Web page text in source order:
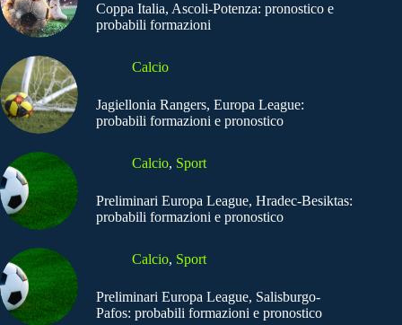
Coppa Italia, Ascoli-Potenza: pronostico e
probabili formazioni
Calcio
Jagiellonia Rangers, Europa League:
probabili formazioni e pronostico
Calcio, Sport
Preliminari Europa League, Hradec-Besiktas:
probabili formazioni e pronostico
Calcio, Sport
Preliminari Europa League, Salisburgo-
Pafos: probabili formazioni e pronostico